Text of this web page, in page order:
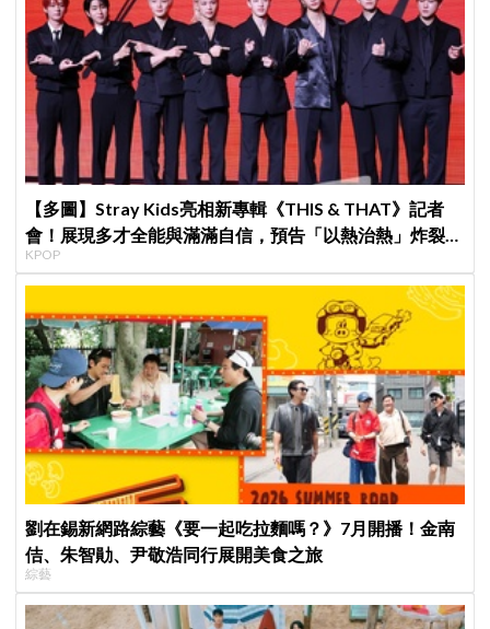
【多圖】Stray Kids亮相新專輯《THIS & THAT》記者
會！展現多才全能與滿滿自信，預告「以熱治熱」炸裂夏
日音樂圈
KPOP
劉在錫新網路綜藝《要一起吃拉麵嗎？》7月開播！金南
佶、朱智勛、尹敬浩同行展開美食之旅
綜藝